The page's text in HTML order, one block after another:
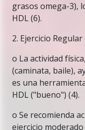
grasos omega-3),
HDL (6).
2. Ejercicio Regular
o La actividad
(caminata, baile),
es una
HDL ("bueno") (4).
o Se recomienda
ejercicio moderado